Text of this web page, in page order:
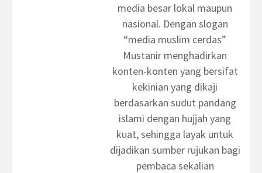
media besar lokal maupun
nasional. Dengan slogan
“media muslim cerdas”
Mustanir menghadirkan
konten-konten yang bersifat
kekinian yang dikaji
berdasarkan sudut pandang
islami dengan hujjah yang
kuat, sehingga layak untuk
dijadikan sumber rujukan bagi
pembaca sekalian